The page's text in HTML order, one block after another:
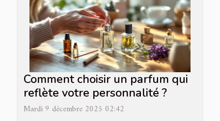
Comment choisir un parfum qui
reflète votre personnalité ?
Mardi 9 décembre 2025 02:42